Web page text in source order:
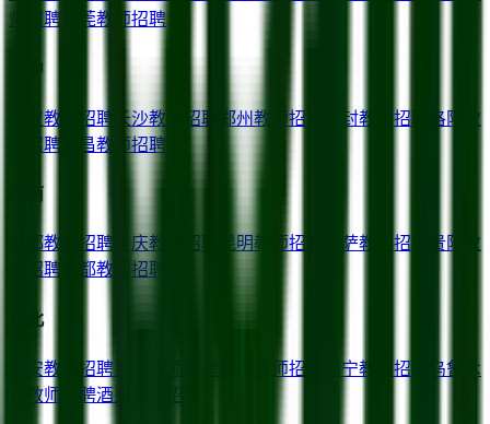
师招聘
东莞教师招聘
华中
武汉教师招聘 长沙教师招聘 郑州教师招聘 开封教师招聘 洛阳
教
师招聘
宜昌教师招聘
西南
成都教师招聘 重庆教师招聘 昆明教师招聘 拉萨教师招聘 贵阳
教
师招聘
昌都教师招聘
西北
西安教师招聘 教师招聘 西宁教师招聘
乌鲁木
教师招聘酒泉 教师招聘